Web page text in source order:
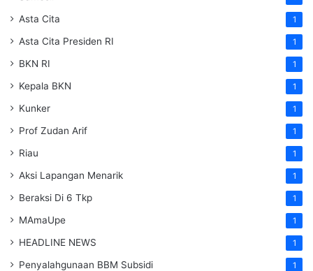
Asta Cita 1
Asta Cita Presiden RI 1
BKN RI 1
Kepala BKN 1
Kunker 1
Prof Zudan Arif 1
Riau 1
Aksi Lapangan Menarik 1
Beraksi Di 6 Tkp 1
MAmaUpe 1
HEADLINE NEWS 1
Penyalahgunaan BBM Subsidi 1